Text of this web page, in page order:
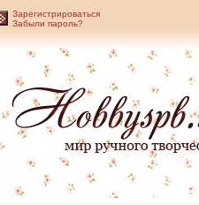
Зарегистрироваться
Забыли пароль?